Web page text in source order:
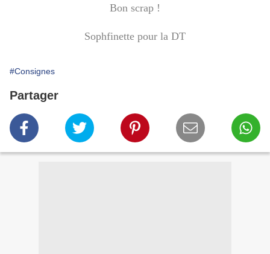
Bon scrap !
Sophfinette pour la DT
#Consignes
Partager